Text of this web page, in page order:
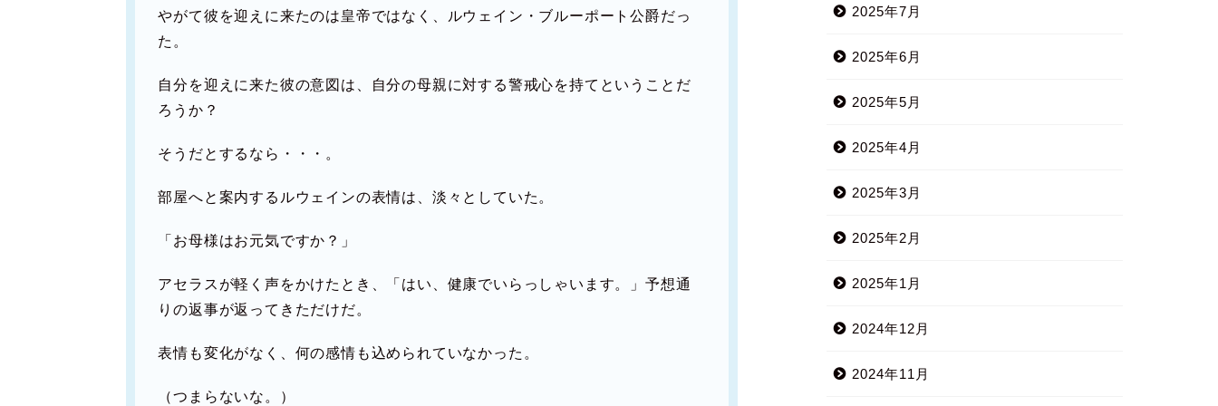
やがて彼を迎えに来たのは皇帝ではなく、ルウェイン・ブルーポート公爵だっ
た。
自分を迎えに来た彼の意図は、自分の母親に対する警戒心を持てということだ
ろうか？
そうだとするなら・・・。
部屋へと案内するルウェインの表情は、淡々としていた。
「お母様はお元気ですか？」
アセラスが軽く声をかけたとき、「はい、健康でいらっしゃいます。」予想通
りの返事が返ってきただけだ。
表情も変化がなく、何の感情も込められていなかった。
（つまらないな。）
2025年7月
2025年6月
2025年5月
2025年4月
2025年3月
2025年2月
2025年1月
2024年12月
2024年11月